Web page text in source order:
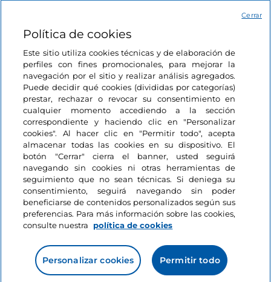
Estamos en contacto
Política de cookies
Este sitio utiliza cookies técnicas y de elaboración de
perfiles con fines promocionales, para mejorar la
navegación por el sitio y realizar análisis agregados.
Puede decidir qué cookies (divididas por categorías)
prestar, rechazar o revocar su consentimiento en
cualquier momento accediendo a la sección
correspondiente y haciendo clic en "Personalizar
cookies". Al hacer clic en "Permitir todo", acepta
almacenar todas las cookies en su dispositivo. El
botón "Cerrar" cierra el banner, usted seguirá
navegando sin cookies ni otras herramientas de
seguimiento que no sean técnicas. Si deniega su
consentimiento, seguirá navegando sin poder
beneficiarse de contenidos personalizados según sus
preferencias. Para más información sobre las cookies,
consulte nuestra
política de cookies
Personalizar cookies Permitir todo
Cerrar